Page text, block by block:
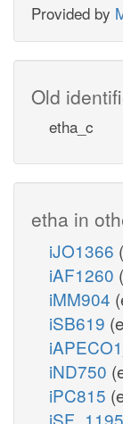
Provided by
Old
etha_c
etha in
iJO1366
iAF1260
iMM904
iSB619
iND750
iPC815
iSF_1195